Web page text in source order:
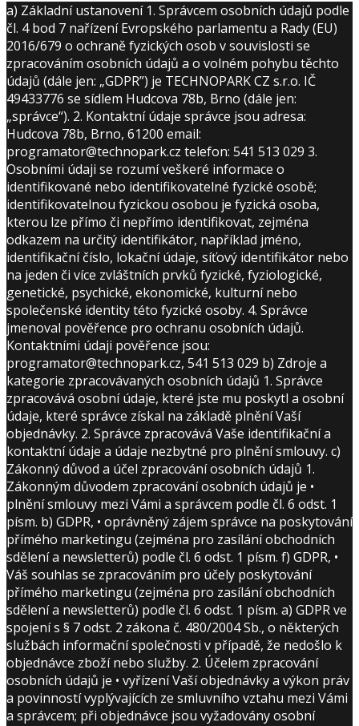
a) Základní ustanovení 1. Správcem osobních údajů podle
čl. 4 bod 7 nařízení Evropského parlamentu a Rady (EU)
2016/679 o ochraně fyzických osob v souvislosti se
zpracováním osobních údajů a o volném pohybu těchto
údajů (dále jen: „GDPR”) je TECHNOPARK CZ s.r.o. IČ
49433776 se sídlem Hudcova 78b, Brno (dále jen:
„správce“). 2. Kontaktní údaje správce jsou adresa:
Hudcova 78b, Brno, 61200 email:
programator@technopark.cz telefon: 541 513 029 3.
Osobními údaji se rozumí veškeré informace o
identifikované nebo identifikovatelné fyzické osobě;
identifikovatelnou fyzickou osobou je fyzická osoba,
kterou lze přímo či nepřímo identifikovat, zejména
odkazem na určitý identifikátor, například jméno,
identifikační číslo, lokační údaje, síťový identifikátor nebo
na jeden či více zvláštních prvků fyzické, fyziologické,
genetické, psychické, ekonomické, kulturní nebo
společenské identity této fyzické osoby. 4. Správce
jmenoval pověřence pro ochranu osobních údajů.
Kontaktními údaji pověřence jsou:
programator@technopark.cz, 541 513 029 b) Zdroje a
kategorie zpracovávaných osobních údajů 1. Správce
zpracovává osobní údaje, které jste mu poskytl a osobní
údaje, které správce získal na základě plnění Vaší
objednávky. 2. Správce zpracovává Vaše identifikační a
kontaktní údaje a údaje nezbytné pro plnění smlouvy. c)
Zákonný důvod a účel zpracování osobních údajů 1.
Zákonným důvodem zpracování osobních údajů je •
plnění smlouvy mezi Vámi a správcem podle čl. 6 odst. 1
písm. b) GDPR, • oprávněný zájem správce na poskytování
přímého marketingu (zejména pro zasílání obchodních
sdělení a newsletterů) podle čl. 6 odst. 1 písm. f) GDPR, •
Váš souhlas se zpracováním pro účely poskytování
přímého marketingu (zejména pro zasílání obchodních
sdělení a newsletterů) podle čl. 6 odst. 1 písm. a) GDPR ve
spojení s § 7 odst. 2 zákona č. 480/2004 Sb., o některých
službách informační společnosti v případě, že nedošlo k
objednávce zboží nebo služby. 2. Účelem zpracování
osobních údajů je • vyřízení Vaší objednávky a výkon práv
a povinností vyplývajících ze smluvního vztahu mezi Vámi
a správcem; při objednávce jsou vyžadovány osobní